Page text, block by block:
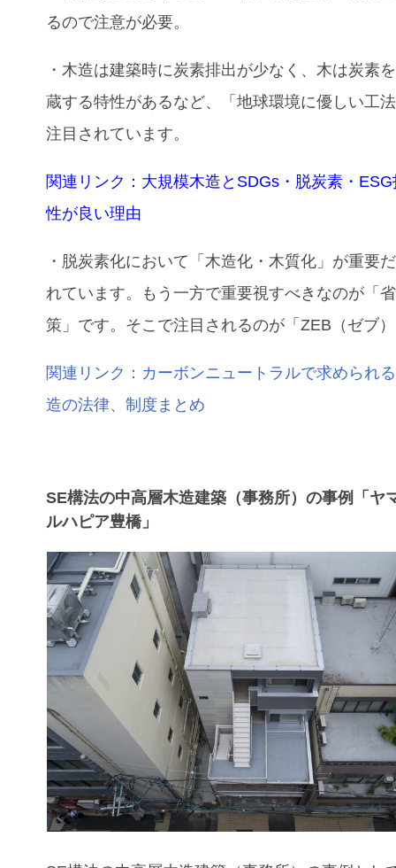
るので注意が必要。
・木造は建築時に炭素排出が少なく、木は炭素
蔵する特性があるなど、「地球環境に優しい工
注目されています。
関連リンク： 大規模木造とSDGs・脱炭素・
性が良い理由
・脱炭素化において「木造化・木質化」が重要
れています。もう一方で重要視すべきなのが「
策」です。そこで注目されるのが「ZEB（ゼブ
関連リンク： カーボンニュートラルで求められ
造の法律、制度まとめ
SE構法の中高層木造建築（事務所）の事例「ヤ
ルハピア豊橋」